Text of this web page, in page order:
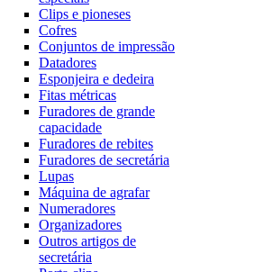
Clips e pioneses
Cofres
Conjuntos de impressão
Datadores
Esponjeira e dedeira
Fitas métricas
Furadores de grande
capacidade
Furadores de rebites
Furadores de secretária
Lupas
Máquina de agrafar
Numeradores
Organizadores
Outros artigos de
secretária